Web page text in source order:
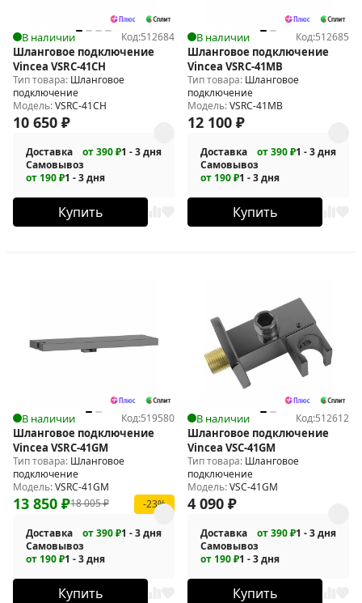
В наличии Код:512684
Шланговое подключение
Vincea VSRC-41CH
Тип товара: Шланговое
подключение
Модель:VSRC-41CH
10 650 ₽
Доставка от 390 ₽1 - 3 дня
Самовывоз
от 190 ₽1 - 3 дня
Купить
В наличии Код:512685
Шланговое подключение
Vincea VSRC-41MB
Тип товара: Шланговое
подключение
Модель:VSRC-41MB
12 100 ₽
Доставка от 390 ₽1 - 3 дня
Самовывоз
от 190 ₽1 - 3 дня
Купить
В наличии Код:519580
Шланговое подключение
Vincea VSRC-41GM
Тип товара: Шланговое
подключение
Модель:VSRC-41GM
18 005₽
13 850 ₽ -23%
Доставка от 390 ₽1 - 3 дня
Самовывоз
от 190 ₽1 - 3 дня
Купить
В наличии Код:512612
Шланговое подключение
Vincea VSC-41GM
Тип товара: Шланговое
подключение
Модель:VSC-41GM
4 090 ₽
Доставка от 390 ₽1 - 3 дня
Самовывоз
от 190 ₽1 - 3 дня
Купить